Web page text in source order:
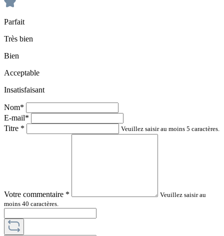
Parfait
Très bien
Bien
Acceptable
Insatisfaisant
Nom*
E-mail*
Titre * Veuillez saisir au moins 5 caractères.
Votre commentaire *
Veuillez saisir au
moins 40 caractères.